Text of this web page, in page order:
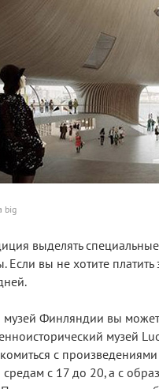
big
выделять
Если вы не хотите
Финляндии вы
музей
с
с 17 до 20, а с